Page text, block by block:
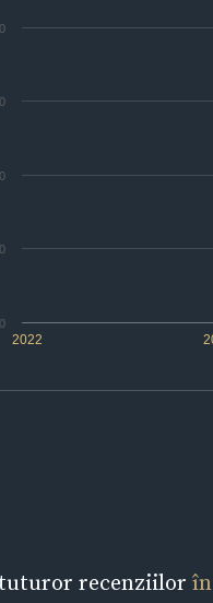
2022
0
tuturor recenziilor